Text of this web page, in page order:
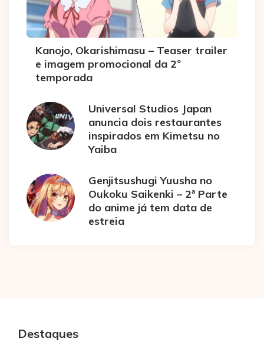
Kanojo, Okarishimasu – Teaser trailer
e imagem promocional da 2º
temporada
Universal Studios Japan
anuncia dois restaurantes
inspirados em Kimetsu no
Yaiba
Genjitsushugi Yuusha no
Oukoku Saikenki – 2ª Parte
do anime já tem data de
estreia
Destaques